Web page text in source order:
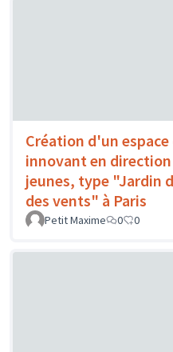
Création d'un espace
innovant en direction
jeunes, type "Jardin
des vents" à Paris
Petit Maxime 0 0